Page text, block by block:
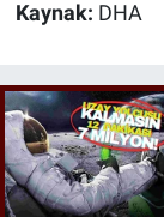
Kaynak: DHA